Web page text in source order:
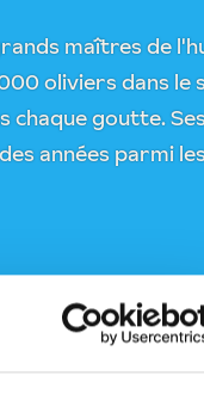
maîtres de
oliviers dans le
goutte.
années parmi